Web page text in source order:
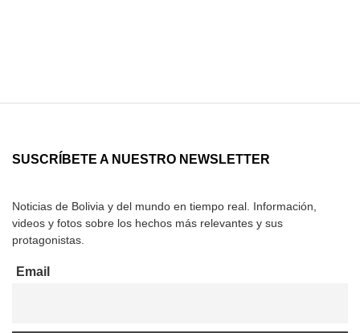
SUSCRÍBETE A NUESTRO NEWSLETTER
Noticias de Bolivia y del mundo en tiempo real. Información,
videos y fotos sobre los hechos más relevantes y sus
protagonistas.
Email